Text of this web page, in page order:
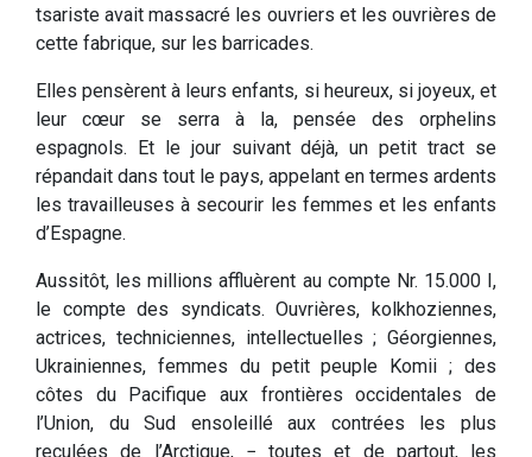
tsariste avait massacré les ouvriers et les ouvrières de
cette fabrique, sur les barricades.
Elles pensèrent à leurs enfants, si heureux, si joyeux, et
leur cœur se serra à la, pensée des orphelins
espagnols. Et le jour suivant déjà, un petit tract se
répandait dans tout le pays, appelant en termes ardents
les travailleuses à secourir les femmes et les enfants
d’Espagne.
Aussitôt, les millions affluèrent au compte Nr. 15.000 I,
le compte des syndicats. Ouvrières, kolkhoziennes,
actrices, techniciennes, intellectuelles ; Géorgiennes,
Ukrainiennes, femmes du petit peuple Komii ; des
côtes du Pacifique aux frontières occidentales de
l’Union, du Sud ensoleillé aux contrées les plus
reculées de l’Arctique, − toutes et de partout, les